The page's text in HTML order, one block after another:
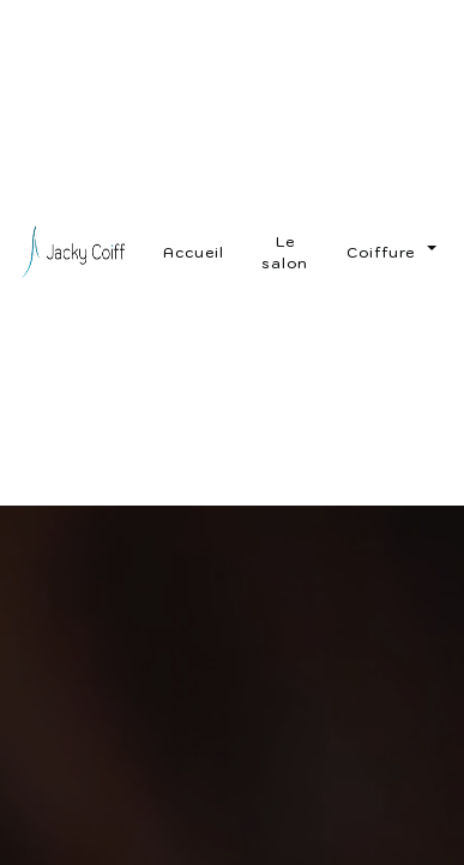
Accueil
Le
salon
Coiffure